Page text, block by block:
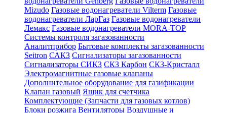
Mizudo Газовые водонагреватели Vilterm Газовые
водонагреватели ЛарГаз Газовые водонагреватели
Лемакс Газовые водонагреватели MORA-TOP
Системы контроля загазованности
Аналитприбор Бытовые комплекты загазованности
Seitron САКЗ Сигнализаторы загазованности
Сигнализаторы СИКЗ СКЗ Карбон СКЗ-Кристалл
Электромагнитные газовые клапаны
Дополнительное оборудование для газификации
Клапан газовый Ящик для счетчика
Комплектующие (Запчасти для газовых котлов)
Блоки розжига Вентиляторы Воздушные и